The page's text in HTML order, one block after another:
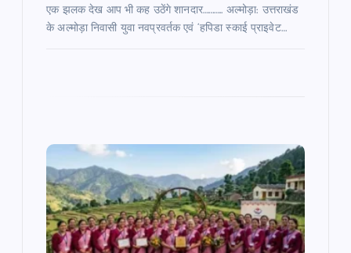
एक झलक देख आप भी कह उठेंगे शानदार……….. अल्मोड़ा: उत्तराखंड
के अल्मोड़ा निवासी युवा नवप्रवर्तक एवं ‘हपिडा स्काई प्राइवेट…